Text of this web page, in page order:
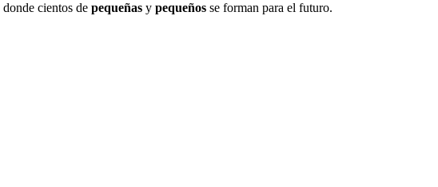
donde cientos de pequeñas y pequeños se forman para el futuro.